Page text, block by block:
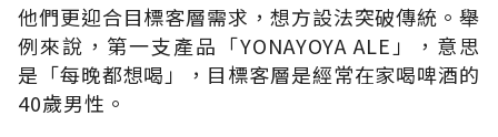
他們更迎合目標客層需求，想方設法突破傳統。舉
例來說，第一支產品「YONAYOYA ALE」，意思
是「每晚都想喝」，目標客層是經常在家喝啤酒的
40歲男性。